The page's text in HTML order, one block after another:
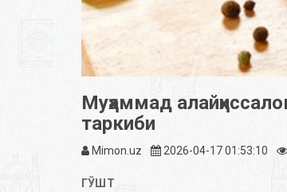
Муҳаммад
таркиби
Mimon.uz 2026-04-17 01:53:10
ГЎШТ